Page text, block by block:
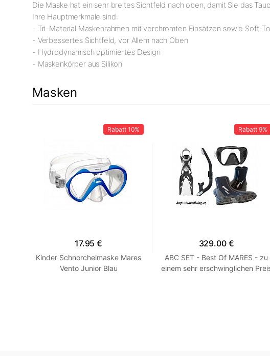
Die Maske hat ein sehr breites Sichtfeld nach oben, damit Sie das
Ihre Hauptmerkmale sind:
- Tri-Material Maskenrahmen mit verchromten Einsätzen sowie Soft-
- Verbessertes Sichtfeld, vor Allem nach Oben
- Hydrodynamisch optimiertes Design
- Maskenkörper aus Silikon
Masken
Rabatt 10%
17.95 €
Kinder Schnorchelmaske Mares
Vento Junior Blau
Rabatt 9%
329.00 €
ABC SET - Best Of MARES - zu
einem sehr erschwinglichen